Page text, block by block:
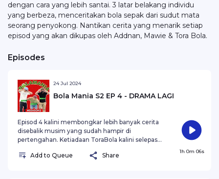
dengan cara yang lebih santai. 3 latar belakang individu
yang berbeza, menceritakan bola sepak dari sudut mata
seorang penyokong. Nantikan cerita yang menarik setiap
episod yang akan dikupas oleh Addnan, Mawie & Tora Bola.
Episodes
24 Jul 2024
Bola Mania S2 EP 4 - DRAMA LAGI
Episod 4 kalini membongkar lebih banyak cerita
disebalik musim yang sudah hampir di
pertengahan. Ketiadaan ToraBola kalini selepas
football enthusiast Sabah FC, pemegang season
Add to Queue Share
1h 0m 06s